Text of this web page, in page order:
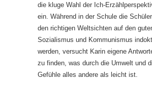
die kluge Wahl der Ich-
ein. Während in der Schule die
den richtigen Weltsichten auf den
Sozialismus und Kommunismus
werden, versucht Karin eigene
zu finden, was durch die Umwelt und
Gefühle alles andere als leicht ist.